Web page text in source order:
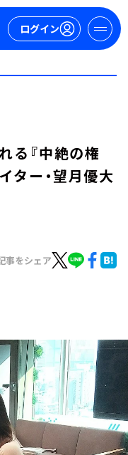
ログイン
る『中絶の権
ター・望月優大
事をシェア